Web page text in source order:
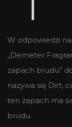
W odpowiedzi
„Demeter
zapach brudu”
nazywa się Dirt,
ten zapach ma
brudu.